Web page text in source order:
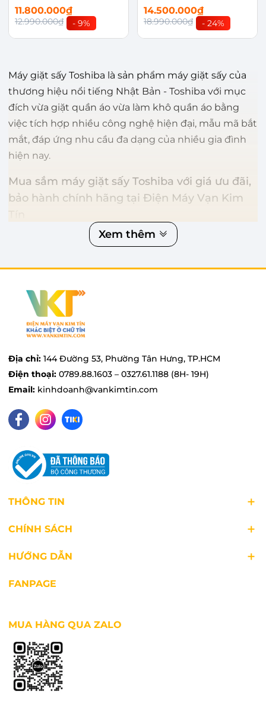
T21BU115UWV(MG)
11.800.000₫
12.990.000₫ - 9%
T25BZU115MWV(MG)
14.500.000₫
18.990.000₫ - 24%
Máy giặt sấy Toshiba là sản phẩm máy giặt sấy của
thương hiệu nổi tiếng Nhật Bản - Toshiba với mục
đích vừa giặt quần áo vừa làm khô quần áo bằng
việc tích hợp nhiều công nghệ hiện đại, mẫu mã bắt
mắt, đáp ứng nhu cầu đa dạng của nhiều gia đình
hiện nay.
Mua sắm máy giặt sấy Toshiba với giá ưu đãi,
bảo hành chính hãng tại Điện Máy Vạn Kim
Điện Máy Vạn Kim Tín là công ty chuyên phân phối
chính hãng cho khách sỉ và khách lẻ các sản phẩm
máy giặt sấy của thương hiệu Toshiba tại thị trường
vui lòng gọi số hotline 0327611188 hoặc truy cập vào
vankimtin.com nhé!
Xem thêm
Địa chỉ: 144 Đường 53, Phường Tân Hưng, TP.HCM
Điện thoại: 0789.88.1603 – 0327.61.1188 (8H- 19H)
Email: kinhdoanh@vankimtin.com
THÔNG TIN
CHÍNH SÁCH
HƯỚNG DẪN
FANPAGE
MUA HÀNG QUA ZALO